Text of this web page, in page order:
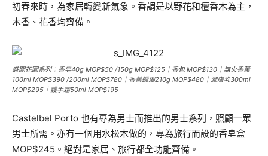
初春來時，為家居轉變新氣象。香調是以野花和檀香木為主，
木香、花香均齊備。
盛開花園系列：香皂40g MOP$50 /150g MOP$125｜香包 MOP$130｜無火香薰
100ml MOP$390 /200ml MOP$780｜香薰蠟燭210g MOP$480｜潤膚乳300ml
MOP$295｜護手霜50ml MOP$195
Castelbel Porto 也有專為男士而推出的男士系列，照顧一眾
男士所需。亦有一個用水松木做的，專為旅行而設的香皂盒
MOP$245。絕對是家居、旅行都全功能齊備。